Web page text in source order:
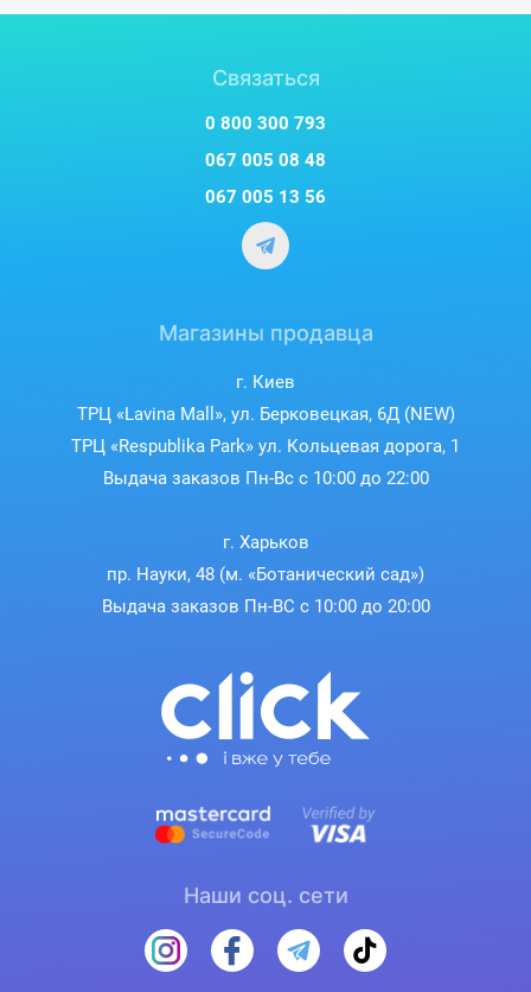
Связаться
0 800 300 793
067 005 08 48
067 005 13 56
Магазины продавца
г. Киев
ТРЦ «Lavina Mall», ул. Берковецкая, 6Д (NEW)
ТРЦ «Respublika Park» ул. Кольцевая дорога, 1
Выдача заказов Пн-Вс с 10:00 до 22:00
г. Харьков
пр. Науки, 48 (м. «Ботанический сад»)
Выдача заказов Пн-ВС с 10:00 до 20:00
Наши соц. сети